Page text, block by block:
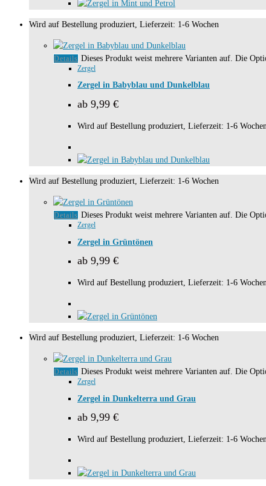
Wird auf Bestellung produziert, Lieferzeit: 1-6 Wochen
Details Dieses Produkt weist mehrere Varianten auf. Die
Zergel
Zergel in Babyblau und Dunkelblau
ab 9,99 €
Wird auf Bestellung produziert, Lieferzeit: 1-6 Wochen
Wird auf Bestellung produziert, Lieferzeit: 1-6 Wochen
Details Dieses Produkt weist mehrere Varianten auf. Die
Zergel
Zergel in Grüntönen
ab 9,99 €
Wird auf Bestellung produziert, Lieferzeit: 1-6
Wird auf Bestellung produziert, Lieferzeit: 1-6 Wochen
Details Dieses Produkt weist mehrere Varianten auf. Die
Zergel
Zergel in Dunkelterra und Grau
ab 9,99 €
Wird auf Bestellung produziert, Lieferzeit: 1-6